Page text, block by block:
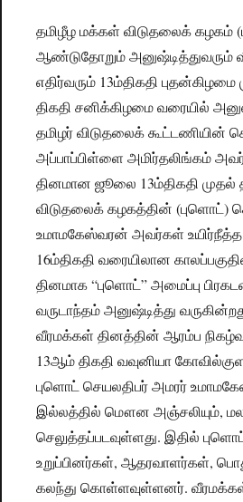
தமிழீழ மக்கள் விடுதலைக் கழகம்
ஆண்டுதோறும் அனுஷ்டித்துவரும்
எதிர்வரும் 13ம்திகதி புதன்கிழமை
திகதி சனிக்கிழமை வரையில்
தமிழர் விடுதலைக் கூட்டணியின்
அப்பாப்பிள்ளை அமிர்தலிங்கம்
தினமான ஜூலை 13ம்திகதி முதல்
விடுதலைக் கழகத்தின் (புளொட்)
உமாமகேஸ்வரன் அவர்கள்
16ம்திகதி வரையிலான
தினமாக “புளொட்” அமைப்பு
வருடாந்தம் அனுஷ்டித்து
வீரமக்கள் தினத்தின் ஆரம்ப
13ஆம் திகதி வவுனியா
புளொட் செயலதிபர் அமரர்
இல்லத்தில் மௌன அஞ்சலியும்,
செலுத்தப்படவுள்ளது. இதில்
உறுப்பினர்கள், ஆதரவாளர்கள்,
கலந்து கொள்ளவுள்ளனர்.